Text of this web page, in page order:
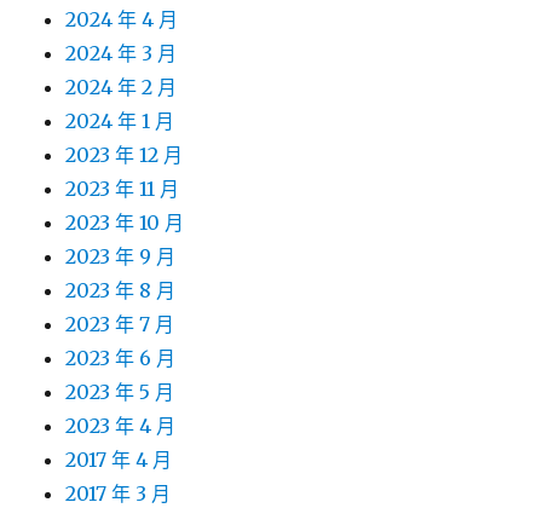
2024 年 4 月
2024 年 3 月
2024 年 2 月
2024 年 1 月
2023 年 12 月
2023 年 11 月
2023 年 10 月
2023 年 9 月
2023 年 8 月
2023 年 7 月
2023 年 6 月
2023 年 5 月
2023 年 4 月
2017 年 4 月
2017 年 3 月